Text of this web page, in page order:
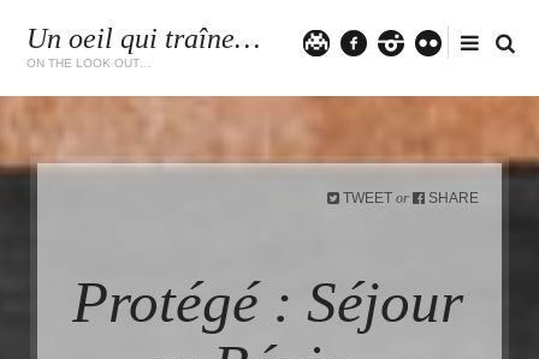
Un oeil qui traîne…
ON THE LOOK OUT…
Protégé : Séjour
TWEET or SHARE